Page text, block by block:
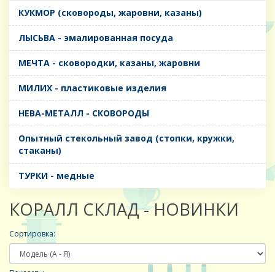
КУКМОР (сковороды, жаровни, казаны)
ЛЫСЬВА - эмалированная посуда
МЕЧТА - сковородки, казаны, жаровни
МИЛИХ - пластиковые изделия
НЕВА-МЕТАЛЛ - СКОВОРОДЫ
Опытный стекольный завод (стопки, кружки,
стаканы)
ТУРКИ - медные
КОРАЛЛ СКЛАД - НОВИНКИ
Сортировка: